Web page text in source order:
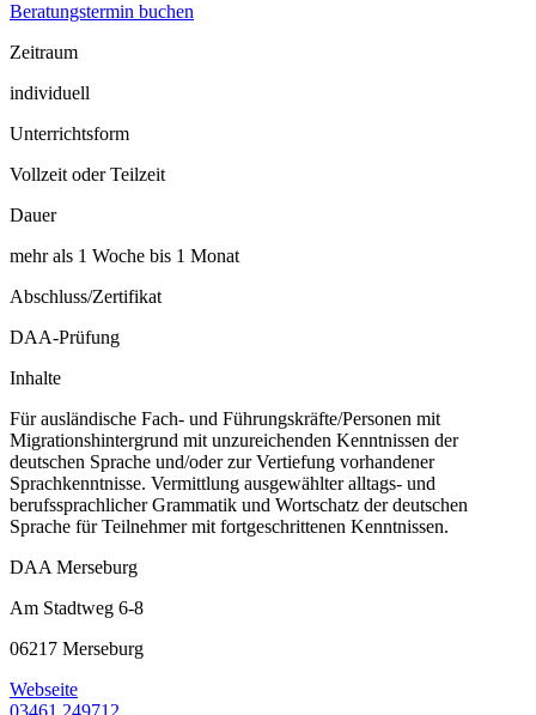
Beratungstermin buchen
Zeitraum
individuell
Unterrichtsform
Vollzeit oder Teilzeit
Dauer
mehr als 1 Woche bis 1 Monat
Abschluss/Zertifikat
DAA-Prüfung
Inhalte
Für ausländische Fach- und Führungskräfte/Personen mit
Migrationshintergrund mit unzureichenden Kenntnissen der
deutschen Sprache und/oder zur Vertiefung vorhandener
Sprachkenntnisse. Vermittlung ausgewählter alltags- und
berufssprachlicher Grammatik und Wortschatz der deutschen
Sprache für Teilnehmer mit fortgeschrittenen Kenntnissen.
DAA Merseburg
Am Stadtweg 6-8
06217 Merseburg
Webseite